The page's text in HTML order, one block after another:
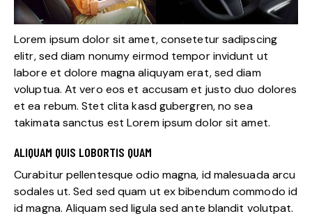
Lorem ipsum dolor sit amet, consetetur sadipscing
elitr, sed diam nonumy eirmod tempor invidunt ut
labore et dolore magna aliquyam erat, sed diam
voluptua. At vero eos et accusam et justo duo dolores
et ea rebum. Stet clita kasd gubergren, no sea
takimata sanctus est Lorem ipsum dolor sit amet.
ALIQUAM QUIS LOBORTIS QUAM
Curabitur pellentesque odio magna, id malesuada arcu
sodales ut. Sed sed quam ut ex bibendum commodo id
id magna. Aliquam sed ligula sed ante blandit volutpat.